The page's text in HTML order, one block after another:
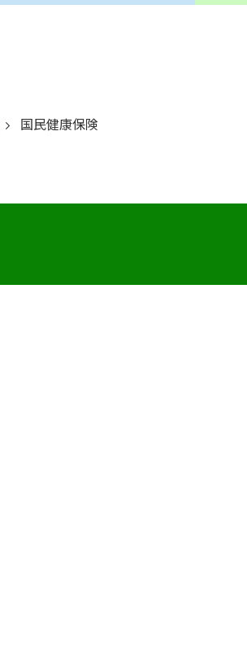
国民健康保険